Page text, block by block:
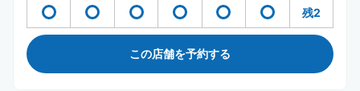
残2
この店舗を予約する